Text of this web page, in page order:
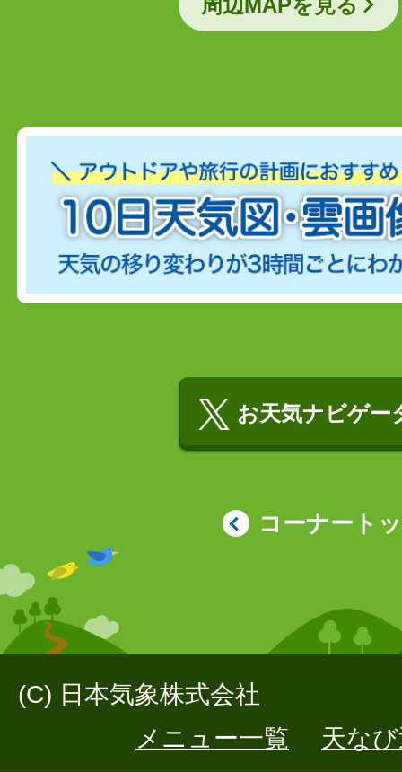
周辺MAPを見る
お天気ナビゲー
コーナート
(C) 日本気象株式会社
メニュー一覧
天な